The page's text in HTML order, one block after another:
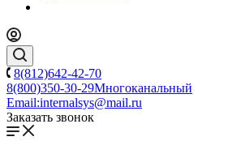
8(812)642-42-70
8(800)350-30-29Многоканальный
Email:internalsys@mail.ru
Заказать звонок